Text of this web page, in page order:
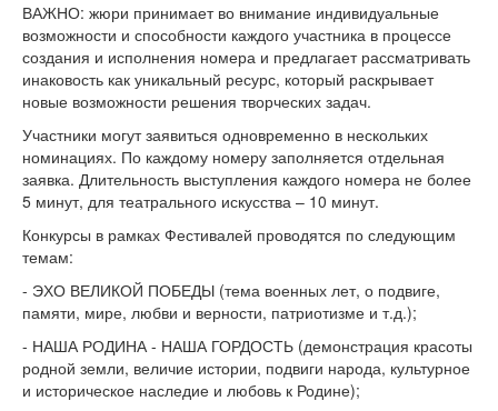
ВАЖНО: жюри принимает во внимание индивидуальные
возможности и способности каждого участника в процессе
создания и исполнения номера и предлагает рассматривать
инаковость как уникальный ресурс, который раскрывает
новые возможности решения творческих задач.
Участники могут заявиться одновременно в нескольких
номинациях. По каждому номеру заполняется отдельная
заявка. Длительность выступления каждого номера не более
5 минут, для театрального искусства – 10 минут.
Конкурсы в рамках Фестивалей проводятся по следующим
темам:
- ЭХО ВЕЛИКОЙ ПОБЕДЫ (тема военных лет, о подвиге,
памяти, мире, любви и верности, патриотизме и т.д.);
- НАША РОДИНА - НАША ГОРДОСТЬ (демонстрация красоты
родной земли, величие истории, подвиги народа, культурное
и историческое наследие и любовь к Родине);